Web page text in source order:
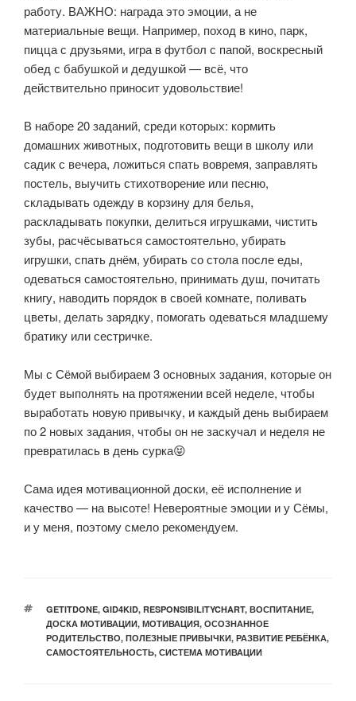
работу. ВАЖНО: награда это эмоции, а не
материальные вещи. Например, поход в кино, парк,
пицца с друзьями, игра в футбол с папой, воскресный
обед с бабушкой и дедушкой — всё, что
действительно приносит удовольствие!
В наборе 20 заданий, среди которых: кормить
домашних животных, подготовить вещи в школу или
садик с вечера, ложиться спать вовремя, заправлять
постель, выучить стихотворение или песню,
складывать одежду в корзину для белья,
раскладывать покупки, делиться игрушками, чистить
зубы, расчёсываться самостоятельно, убирать
игрушки, спать днём, убирать со стола после еды,
одеваться самостоятельно, принимать душ, почитать
книгу, наводить порядок в своей комнате, поливать
цветы, делать зарядку, помогать одеваться младшему
братику или сестричке.
Мы с Сёмой выбираем 3 основных задания, которые он
будет выполнять на протяжении всей неделе, чтобы
выработать новую привычку, и каждый день выбираем
по 2 новых задания, чтобы он не заскучал и неделя не
превратилась в день сурка😝
Сама идея мотивационной доски, её исполнение и
качество — на высоте! Невероятные эмоции и у Сёмы,
и у меня, поэтому смело рекомендуем.
МЕТКИ
GETITDONE, GID4KID, RESPONSIBILITYCHART, ВОСПИТАНИЕ,
ДОСКА МОТИВАЦИИ, МОТИВАЦИЯ, ОСОЗНАННОЕ
РОДИТЕЛЬСТВО, ПОЛЕЗНЫЕ ПРИВЫЧКИ, РАЗВИТИЕ РЕБЁНКА,
САМОСТОЯТЕЛЬНОСТЬ, СИСТЕМА МОТИВАЦИИ